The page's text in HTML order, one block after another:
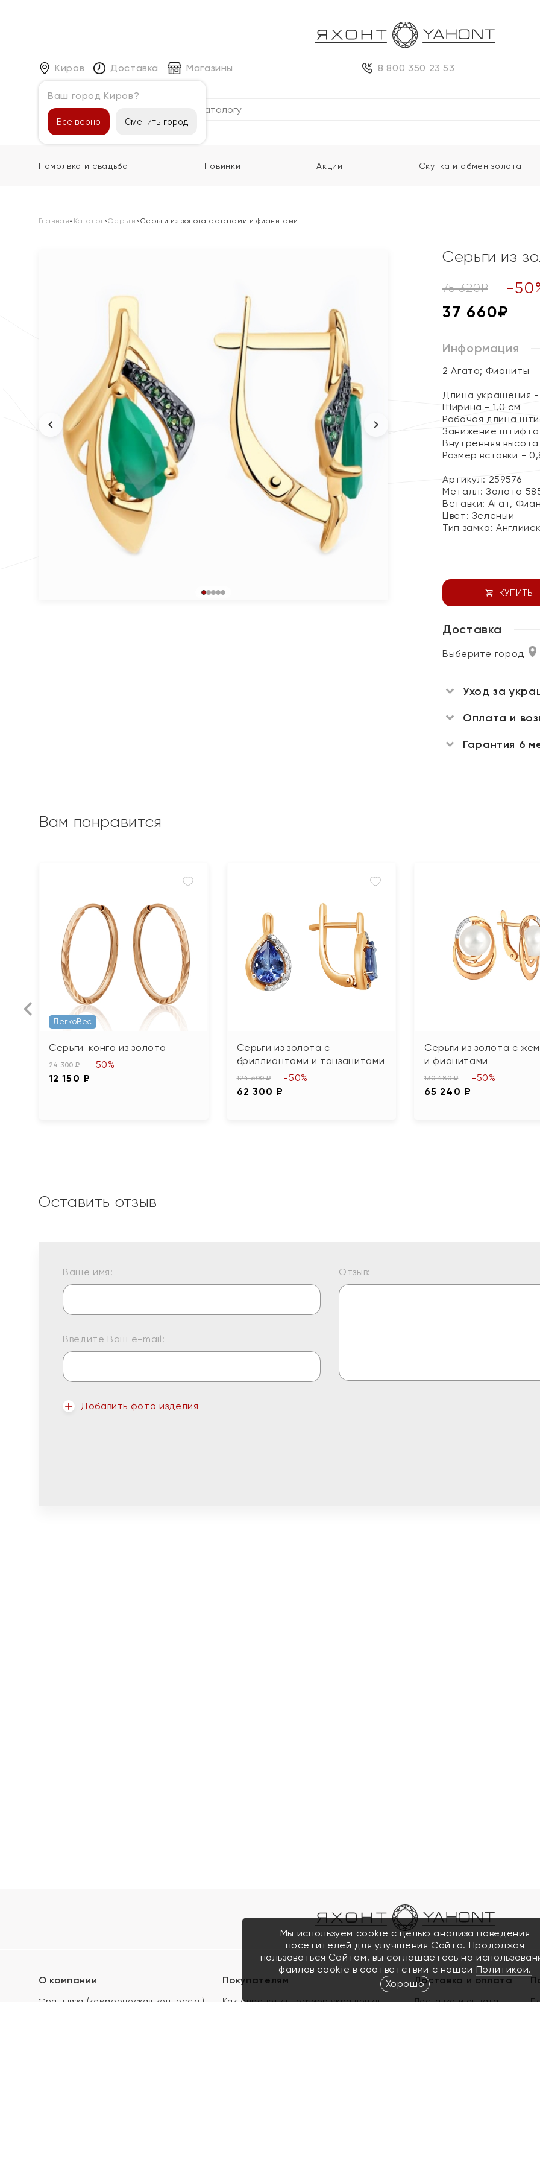
Киров
Ваш город Киров?
Все верно Сменить город
Доставка Магазины 8 800 350 23 53
Каталог
Помолвка и свадьба Новинки Акции Скупка и обмен золота
Главная» Каталог»Серьги »Серьги из золота с агатами и фианитами
Серьги из
75 320₽ -50
37 660₽
Информация
2 Агата; Фианиты
Длина украшения -
Ширина - 1,0 см
Рабочая длина
Занижение штифта
Внутренняя
Размер вставки -
Артикул: 259576
Металл:Золото
Вставки: Агат,
Цвет: Зеленый
Тип замка:
КУПИТЬ
Доставка
Выберите город
Уход за
Оплата и
Гарантия 6
Вам понравится
ЛегкоВес
Серьги-конго из золота
24 300 ₽
12 150 ₽
-50%
Серьги из золота с
бриллиантами и танзанитами
124 600 ₽
62 300 ₽
-50%
Серьги из золота с
и фианитами
130 480 ₽
65 240 ₽
-50%
Оставить отзыв
Ваше имя:
Введите Ваш e-mail:
Добавить фото изделия
Отзыв:
О компании
Франшиза (коммерческая концессия)
Покупателям
Как определить размер украшения
Доставка и оплата
Доставка и оплата
Мы используем cookie с целью анализа поведения
посетителей для улучшения Сайта. Продолжая
пользоваться Сайтом, вы соглашаетесь на
файлов cookie в соответствии с нашей Политикой.
Хорошо